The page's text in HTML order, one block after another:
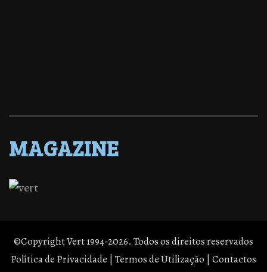
MAGAZINE
©Copyright Vert 1994-2026. Todos os direitos reservados
Política de Privacidade | Termos de Utilização | Contactos